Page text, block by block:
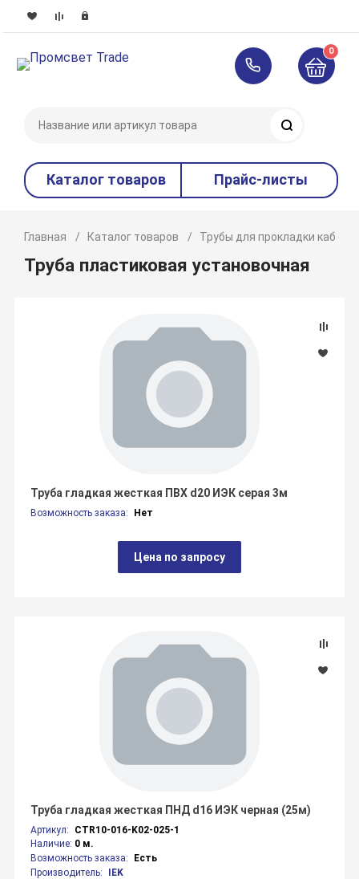
0
Каталог товаров Прайс-листы
Главная Каталог товаров Трубы для прокладки кабеля
Труба пластиковая установочная
Возможность заказа: Нет
Труба гладкая жесткая ПВХ d20 ИЭК серая 3м
Цена по запросу
Артикул:
CTR10-016-K02-025-1
Наличие: 0 м.
Возможность заказа:
Есть
Производитель:
IEK
Труба гладкая жесткая ПНД d16 ИЭК черная (25м)